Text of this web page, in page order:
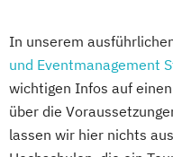
In unserem
und Eventmanagement
wichtigen Infos auf
über die
lassen wir hier nichts